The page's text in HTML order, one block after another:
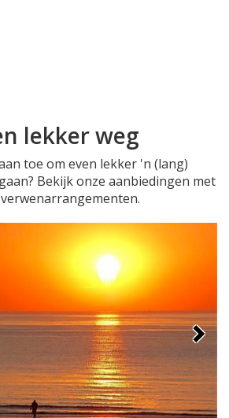
lekker weg
toe om even lekker 'n (lang)
Bekijk onze aanbiedingen met